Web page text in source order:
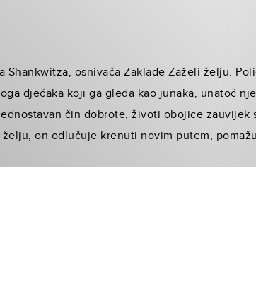
Shankwitza, osnivača Zaklade Zaželi želju.
dječaka koji ga gleda kao junaka, unatoč
čin dobrote, životi obojice zauvijek
on odlučuje krenuti novim putem,